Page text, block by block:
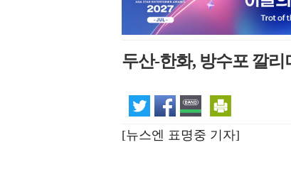
두산-한화, 방수포 깔
[뉴스엔 표명중 기자]